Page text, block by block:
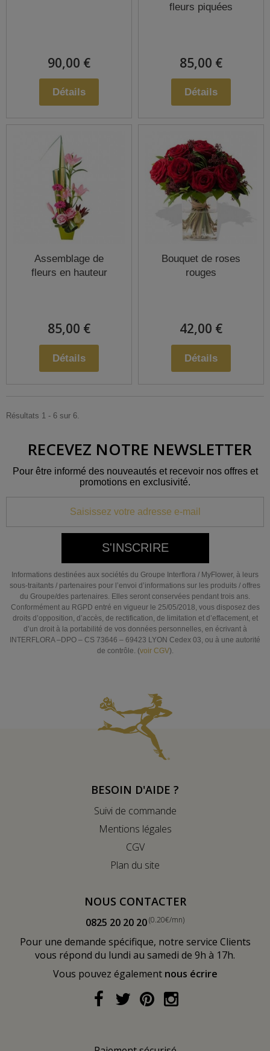
90,00 €
Détails
fleurs piquées
85,00 €
Détails
Assemblage de
fleurs en hauteur
85,00 €
Détails
Bouquet de roses
rouges
42,00 €
Détails
Résultats 1 - 6 sur 6.
RECEVEZ NOTRE NEWSLETTER
Pour être informé des nouveautés et recevoir nos offres et
promotions en exclusivité.
S'INSCRIRE
Informations destinées aux sociétés du Groupe Interflora / MyFlower, à leurs
sous-traitants / partenaires pour l’envoi d’informations sur les produits / offres
du Groupe/des partenaires. Elles seront conservées pendant trois ans.
Conformément au RGPD entré en vigueur le 25/05/2018, vous disposez des
droits d’opposition, d’accès, de rectification, de limitation et d’effacement, et
d’un droit à la portabilité de vos données personnelles, en écrivant à
INTERFLORA –DPO – CS 73646 – 69423 LYON Cedex 03, ou à une autorité
de contrôle. (voir CGV).
BESOIN D'AIDE ?
Suivi de commande
Mentions légales
CGV
Plan du site
NOUS CONTACTER
0825 20 20 20(0.20€/mn)
Pour une demande spécifique, notre service Clients
vous répond du lundi au samedi de 9h à 17h.
Vous pouvez également nous écrire